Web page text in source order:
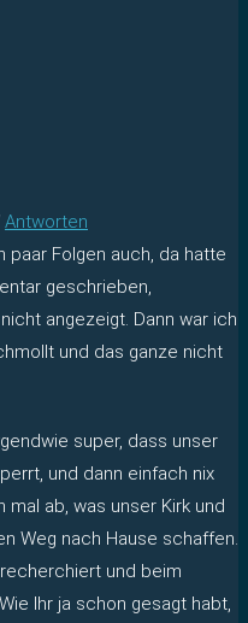
Antworten
paar Folgen auch, da hatte
geschrieben,
angezeigt. Dann war ich
und das ganze nicht
super, dass unser
und dann einfach nix
ab, was unser Kirk und
Weg nach Hause schaffen.
und beim
Ihr ja schon gesagt habt,